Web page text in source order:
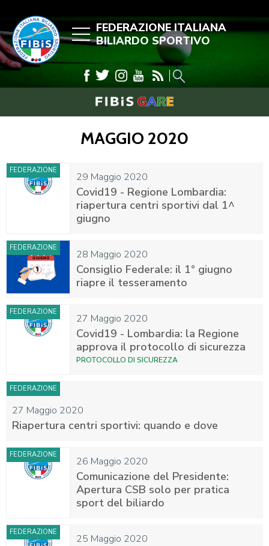
FEDERAZIONE ITALIANA
BILIARDO SPORTIVO
MAGGIO 2020
29 Maggio 2020
FEDERAZIONE
Covid19 - Regione Lombardia:
riapertura centri sportivi dal 1^
giugno
28 Maggio 2020
FEDERAZIONE
Consiglio Federale: il 1° giugno
riapre il tesseramento
27 Maggio 2020
FEDERAZIONE
Covid19 - Lombardia: la Regione
approva il protocollo di sicurezza
PROTOCOLLO DI SICUREZZA
27 Maggio 2020
FEDERAZIONE
Riapertura centri sportivi: quando e dove
26 Maggio 2020
FEDERAZIONE
Comunicazione del Presidente:
Apertura CSB solo per pratica
sport del biliardo
25 Maggio 2020
FEDERAZIONE